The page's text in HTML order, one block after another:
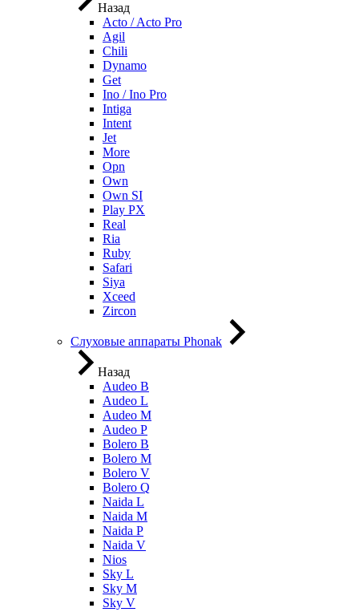
Назад
Acto / Acto Pro
Agil
Chili
Dynamo
Get
Ino / Ino Pro
Intiga
Intent
Jet
More
Opn
Own
Own SI
Play PX
Real
Ria
Ruby
Safari
Siya
Xceed
Zircon
Слуховые аппараты Phonak
Назад
Audeo B
Audeo L
Audeo М
Audeo P
Bolero B
Bolero M
Bolero V
Bolero Q
Naida L
Naida M
Naida P
Naida V
Nios
Sky L
Sky M
Sky V